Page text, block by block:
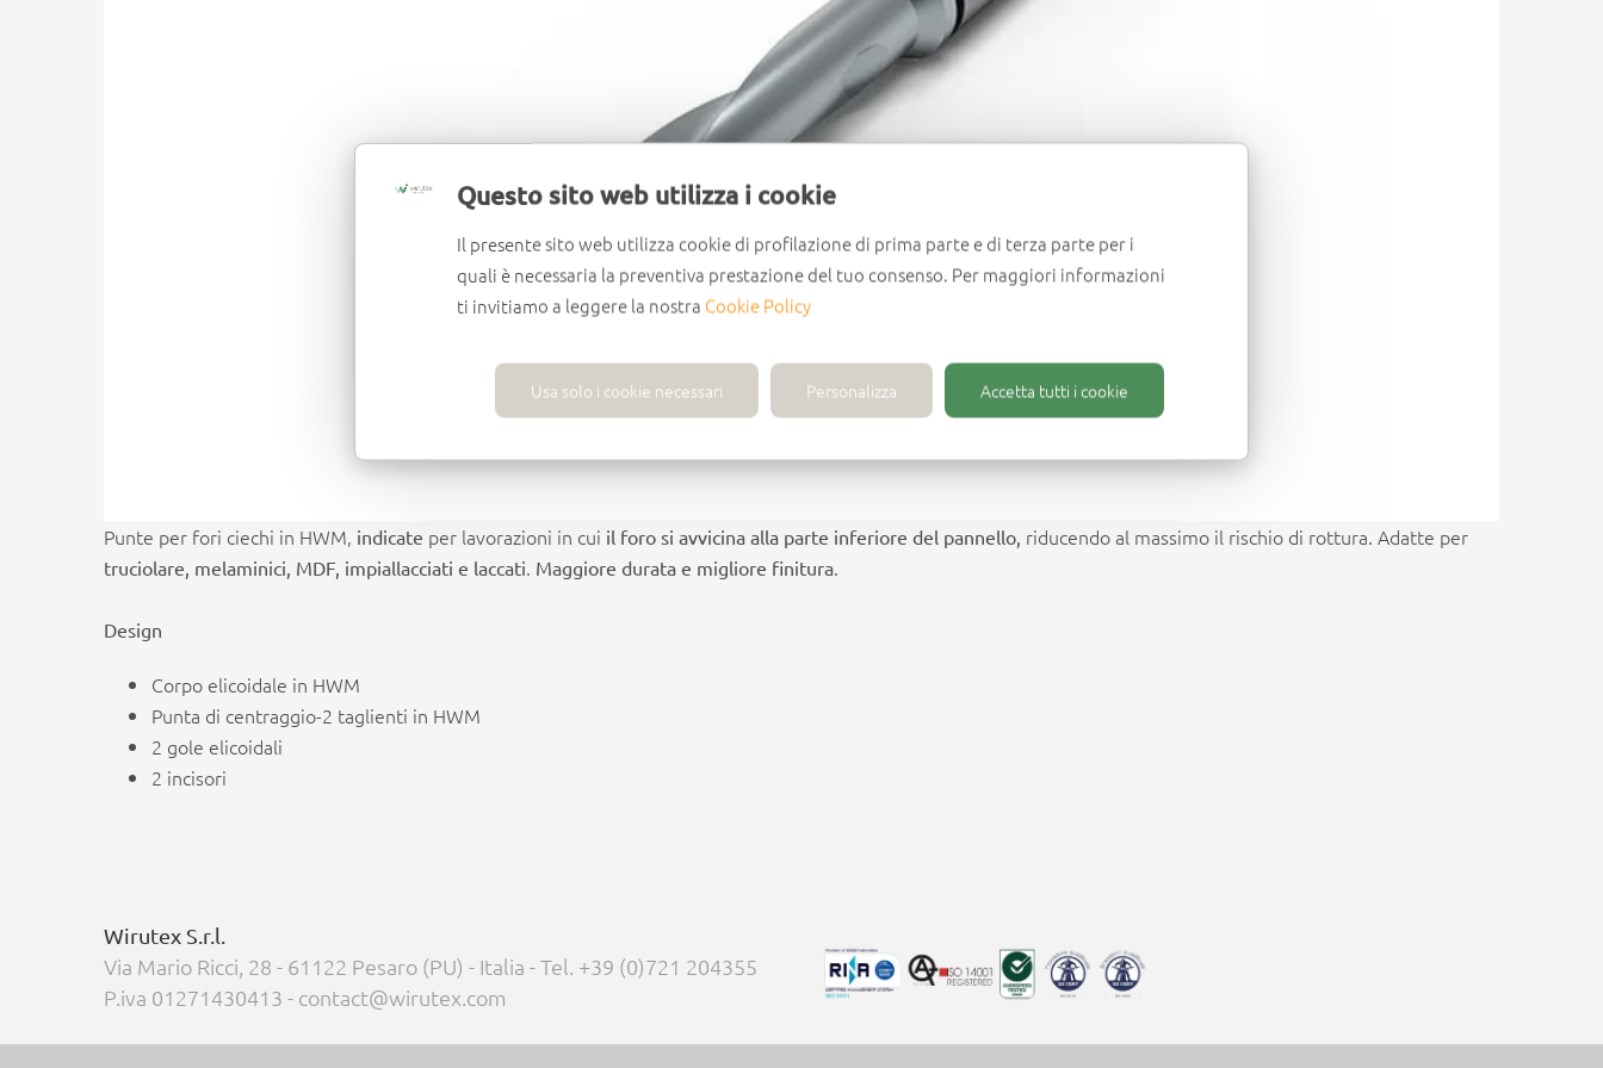
Questo sito web utilizza i cookie
Il presente sito web utilizza cookie di profilazione di prima parte e di terza parte per i
quali è necessaria la preventiva prestazione del tuo consenso. Per maggiori informazioni
ti invitiamo a leggere la nostra Cookie Policy
Usa solo i cookie necessari Personalizza Accetta tutti i cookie
Punte per fori ciechi in HWM, indicate per lavorazioni in cui il foro si avvicina alla parte inferiore del pannello, riducendo al massimo il rischio di rottura. Adatte per
truciolare, melaminici, MDF, impiallacciati e laccati. Maggiore durata e migliore finitura.
Design
Corpo elicoidale in HWM
Punta di centraggio-2 taglienti in HWM
2 gole elicoidali
2 incisori
Wirutex S.r.l.
Via Mario Ricci, 28 - 61122 Pesaro (PU) - Italia - Tel. +39 (0)721 204355
P.iva 01271430413 - contact@wirutex.com